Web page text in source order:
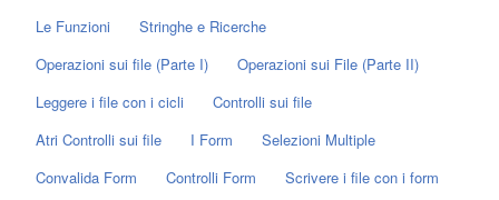
Le Funzioni
Stringhe e Ricerche
Operazioni sui file (Parte I)
Operazioni sui File (Parte II)
Leggere i file con i cicli
Controlli sui file
Atri Controlli sui file
I Form
Selezioni Multiple
Convalida Form
Controlli Form
Scrivere i file con i form